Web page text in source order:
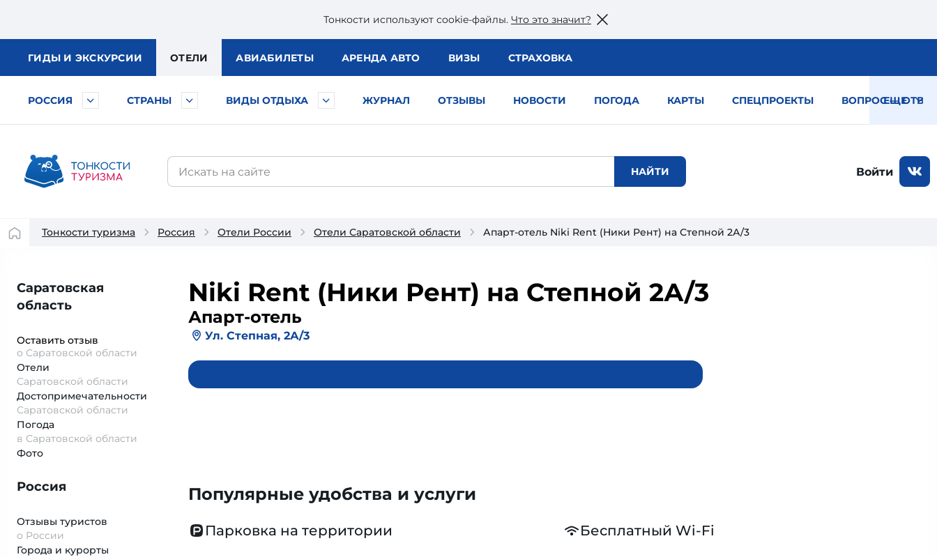
Тонкости используют сookie-файлы. Что это значит?
ГИДЫ И ЭКСКУРСИИ ОТЕЛИ АВИАБИЛЕТЫ АРЕНДА АВТО ВИЗЫ СТРАХОВКА
РОССИЯ СТРАНЫ ВИДЫ ОТДЫХА ЖУРНАЛ ОТЗЫВЫ НОВОСТИ ПОГОДА КАРТЫ СПЕЦПРОЕКТЫ ВОПРОС — ОТВЕТ
ЕЩЕ
Войти
Тонкости туризма Россия Отели России Отели Саратовской области Апарт-отель Niki Rent (Ники Рент) на Степной 2А/3
Саратовская
область
Оставить отзыв
о Саратовской области
Отели
Саратовской области
Достопримеча­тельности
Саратовской области
Погода
в Саратовской области
Фото
Россия
Отзывы туристов
о России
Города и курорты
Niki Rent (Ники Рент) на Степной 2А/3
Апарт-отель
Ул. Степная, 2А/3
Популярные удобства и услуги
Парковка на территории Бесплатный Wi-Fi